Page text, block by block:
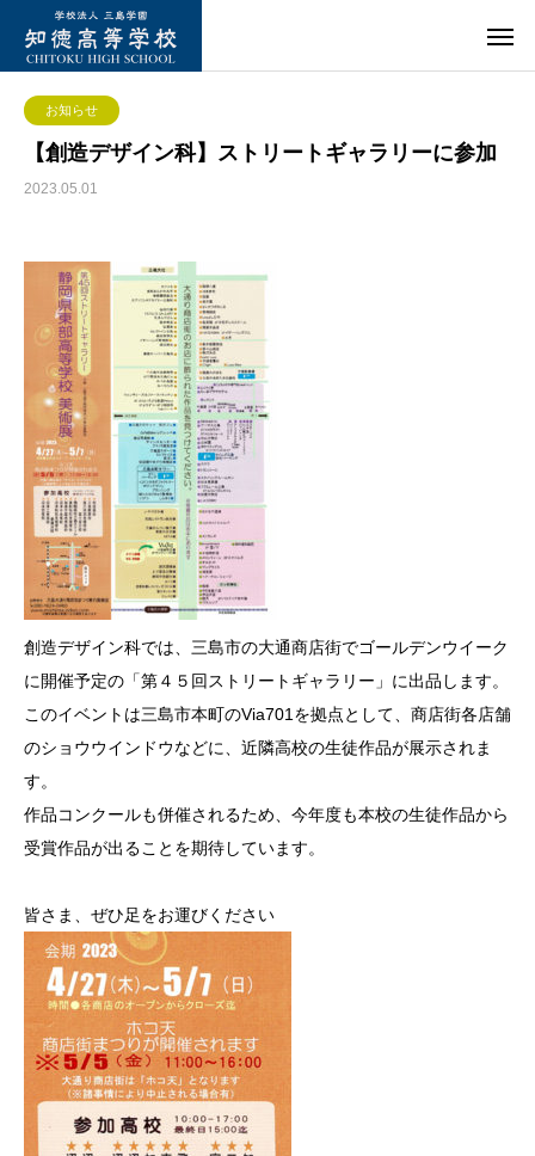
お知らせ
【創造デザイン科】ストリートギャラリーに参加
2023.05.01
創造デザイン科では、三島市の大通商店街でゴールデンウイーク
に開催予定の「第４５回ストリートギャラリー」に出品します。
このイベントは三島市本町のVia701を拠点として、商店街各店舗
のショウウインドウなどに、近隣高校の生徒作品が展示されま
す。
作品コンクールも併催されるため、今年度も本校の生徒作品から
受賞作品が出ることを期待しています。
皆さま、ぜひ足をお運びください